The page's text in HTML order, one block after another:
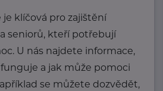
je klíčová pro zajištění
seniorů, kteří potřebují
U nás najdete informace,
a jak může pomoci
se můžete dozvědět,